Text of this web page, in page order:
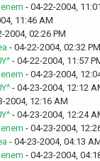
- 04-22-2004,
11:46 AM
2004, 02:26 PM
- 04-22-2004, 02:32 PM
- 04-22-2004, 11:57
- 04-23-2004,
- 04-23-2004, 12:12
2004, 12:16 AM
- 04-23-2004, 12:24
- 04-23-2004,
- 04-23-2004, 04:13
- 04-23-2004,